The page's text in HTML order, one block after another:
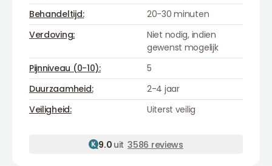
Behandeltijd:
20-30 minuten
Verdoving:
Niet nodig, indien
gewenst mogelijk
Pijnniveau (0-10):
5
Duurzaamheid:
2-4 jaar
Veiligheid:
Uiterst veilig
9.0 uit 3586 reviews